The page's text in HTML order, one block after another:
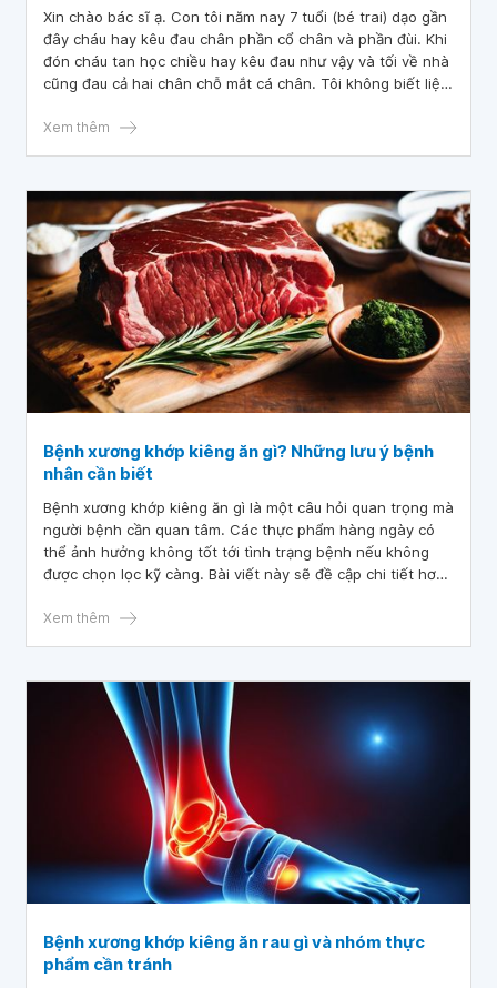
Xin chào bác sĩ ạ. Con tôi năm nay 7 tuổi (bé trai) dạo gần
đây cháu hay kêu đau chân phần cổ chân và phần đùi. Khi
đón cháu tan học chiều hay kêu đau như vậy và tối về nhà
cũng đau cả hai chân chỗ mắt cá chân. Tôi không biết liệu
phải đi khám thì khám ở đâu ạ? Cảm ơn bác sĩ!
Xem thêm
Bệnh xương khớp kiêng ăn gì? Những lưu ý bệnh
nhân cần biết
Bệnh xương khớp kiêng ăn gì là một câu hỏi quan trọng mà
người bệnh cần quan tâm. Các thực phẩm hàng ngày có
thể ảnh hưởng không tốt tới tình trạng bệnh nếu không
được chọn lọc kỹ càng. Bài viết này sẽ đề cập chi tiết hơn
cần thiết để quản lý tốt tình trạng bệnh.
Xem thêm
Bệnh xương khớp kiêng ăn rau gì và nhóm thực
phẩm cần tránh